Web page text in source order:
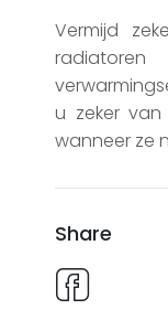
Vermijd
u zeker
wanneer ze
Share